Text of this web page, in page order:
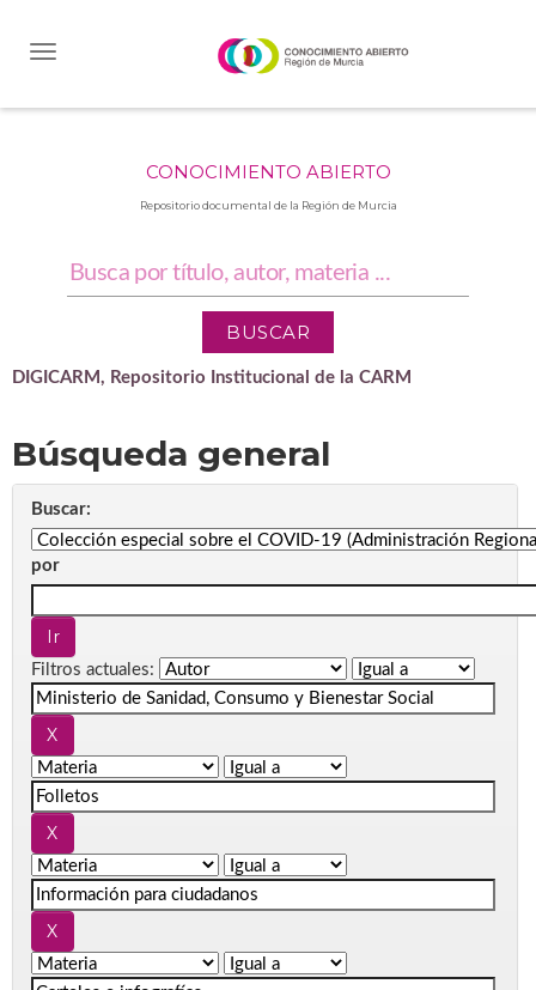
CONOCIMIENTO ABIERTO
Repositorio documental de la Región de Murcia
DIGICARM, Repositorio Institucional de la CARM
Búsqueda general
Buscar:
por
Filtros actuales: